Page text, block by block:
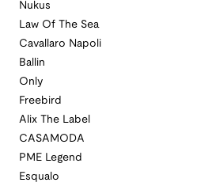
Nukus
Law Of The Sea
Cavallaro Napoli
Ballin
Only
Freebird
Alix The Label
CASAMODA
PME Legend
Esqualo